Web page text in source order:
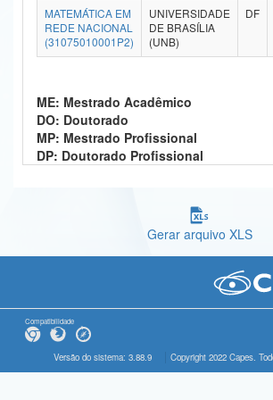
Ministério da Ciência, Tecnologia, Inovações e
Ministério do Meio Ambiente
Ministério do Desenvolvimento Regional
Controladoria-Geral da União
Gabinete de Segurança Institucional
Advocacia-Geral da União
MATEMÁTICA EM
REDE NACIONAL
(31075010001P2)
UNIVERSIDADE
DE BRASÍLIA
(UNB)
DF
ME: Mestrado Acadêmico
DO: Doutorado
MP: Mestrado Profissional
DP: Doutorado Profissional
Gerar arquivo XLS
Compatibilidade
Versão do sistema: 3.88.9 Copyright 2022 Capes.